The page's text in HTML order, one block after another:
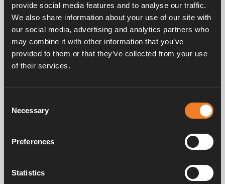
provide social media features and to analyse our traffic.
We also share information about your use of our site with
our social media, advertising and analytics partners who
may combine it with other information that you’ve
provided to them or that they’ve collected from your use
of their services.
Selection
Necessary
Preferences
Statistics
Technische Daten:
Schlauchanschluss: Ø 16 mm
Max. Durchfluss bei 0,1 bar: 15 l/min
Spannung: 9 – 15 V
Stromverbrauch: < 1,2 A
Handbücher und Broschüren